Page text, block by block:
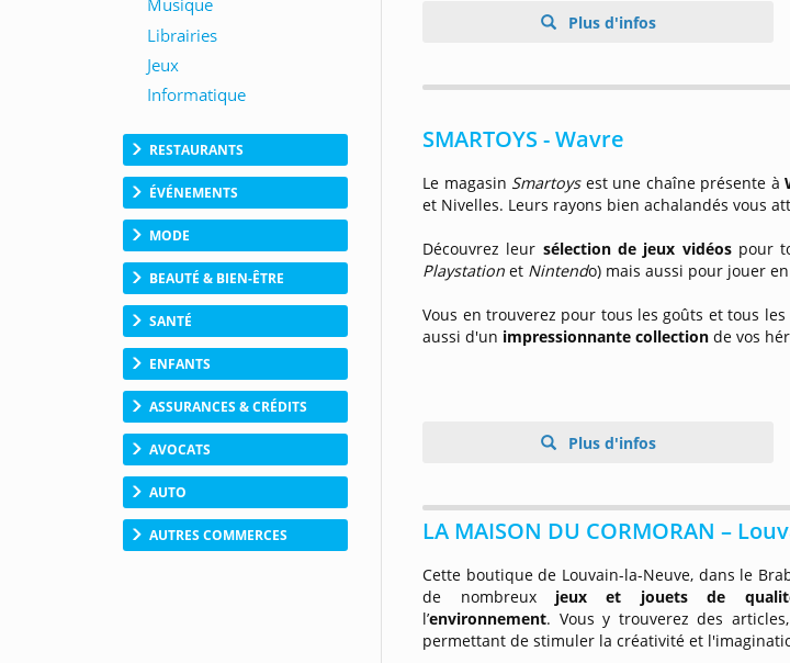
RESTAURANTS
ÉVÉNEMENTS
MODE
BEAUTÉ & BIEN-ÊTRE
SANTÉ
ENFANTS
ASSURANCES & CRÉDITS
AVOCATS
AUTO
AUTRES COMMERCES
Plus d'infos
SMARTOYS - Wavre
Le magasin Smartoysest une chaîne présente à
et Nivelles. Leurs rayons bien achalandés vous
Découvrez leur sélection de jeux vidéospour
Playstation et Nintendo) mais aussi pour jouer
Vous en trouverez pour tous les goûts et tous les
aussi d'un impressionnante collection de vos
Plus d'infos
LA MAISON DU CORMORAN –
Cette boutique de Louvain-la-Neuve, dans le
de nombreuxjeux et jouets de
l’environnement. Vous y trouverez des
permettant de stimuler la créativité et